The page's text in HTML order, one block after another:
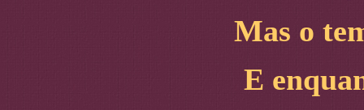
Mas o
E